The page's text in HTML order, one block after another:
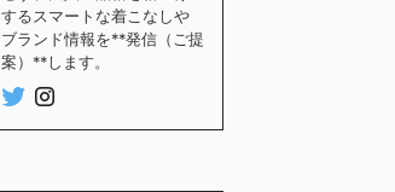
するスマートな着こなしや
ブランド情報を**発信（ご提
案）**します。